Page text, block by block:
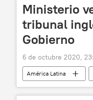
Ministerio
tribunal
Gobierno
6 de octubre 2020,
América Latina
Juan Guaidó